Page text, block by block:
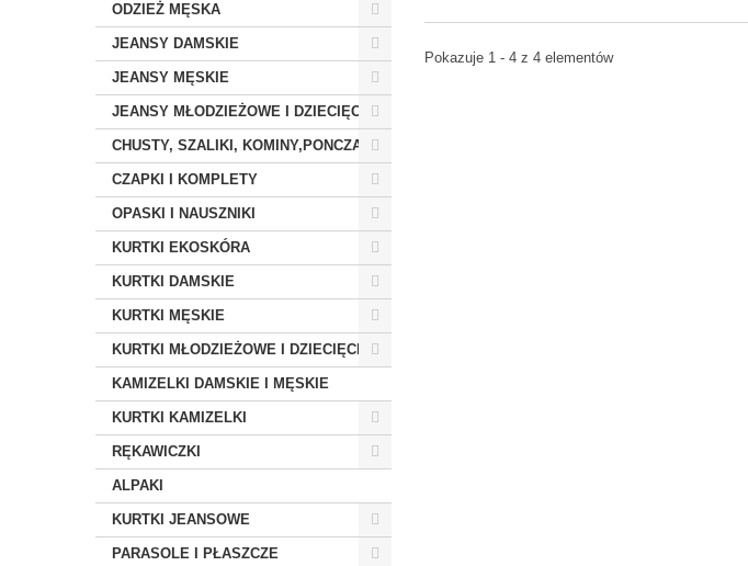
ODZIEŻ MĘSKA
JEANSY DAMSKIE
JEANSY MĘSKIE
JEANSY MŁODZIEŻOWE I DZIECIĘCE
CHUSTY, SZALIKI, KOMINY,PONCZA
CZAPKI I KOMPLETY
OPASKI I NAUSZNIKI
KURTKI EKOSKÓRA
KURTKI DAMSKIE
KURTKI MĘSKIE
KURTKI MŁODZIEŻOWE I DZIECIĘCE
KAMIZELKI DAMSKIE I MĘSKIE
KURTKI KAMIZELKI
RĘKAWICZKI
ALPAKI
KURTKI JEANSOWE
PARASOLE I PŁASZCZE
Pokazuje 1 - 4 z 4 elementów